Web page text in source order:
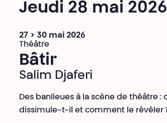
Jeudi 28 mai 2026
27 > 30 mai 2026
Théâtre
Bâtir
Salim Djaferi
Des banlieues à la scène de théâtre
dissimule-t-il et comment le révéler